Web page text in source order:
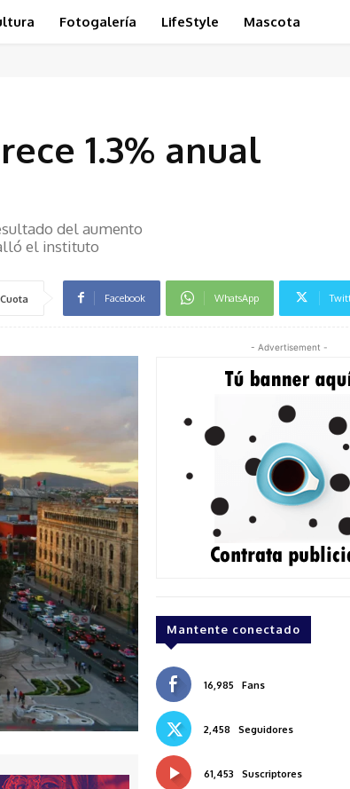
Fotogalería LifeStyle Mascota
1.3% anual
del aumento
el instituto
Cuota Facebook WhatsApp
- Advertisement -
Mantente conectado
16,985 Fans
2,458 Seguidores
61,453 Suscriptores